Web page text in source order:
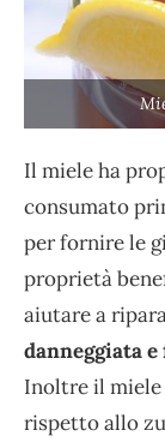
Il miele ha
consumato
per fornire le
proprietà
aiutare a
danneggiata
Inoltre il
rispetto allo